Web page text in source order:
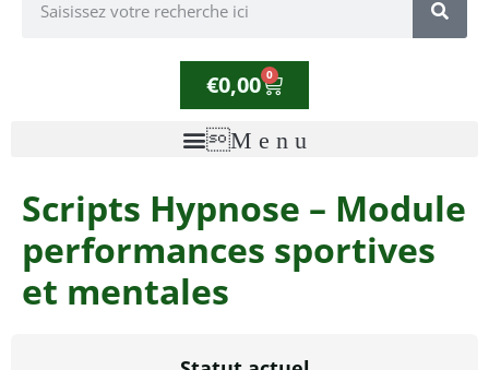
€0,00 0
Scripts Hypnose – Module
performances sportives
et mentales